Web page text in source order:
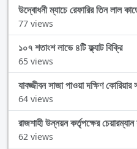
উদ্বোধনী ম্যাচে রেফারির তিন লাল
77 views
১০৭ শতাংশ লাভে ৪টি ফ্ল্যাট বিক্রি
65 views
যাবজ্জীবন সাজা পাওয়া দক্ষিণ
64 views
রাজশাহী উন্নয়ন কর্তৃপক্ষের
62 views